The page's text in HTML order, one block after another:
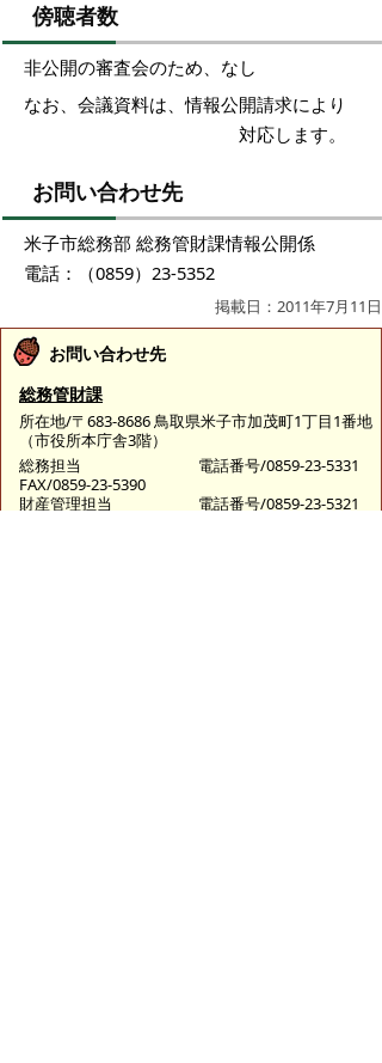
傍聴者数
非公開の審査会のため、なし
なお、会議資料は、情報公開請求により
対応します。
お問い合わせ先
米子市総務部 総務管財課情報公開係
電話：（0859）23-5352
掲載日：2011年7月11日
お問い合わせ先
総務管財課
所在地/〒683-8686 鳥取県米子市加茂町1丁目1番地
（市役所本庁舎3階）
総務担当
電話番号/0859-23-5331
FAX/0859-23-5390
財産管理担当
電話番号/0859-23-5321